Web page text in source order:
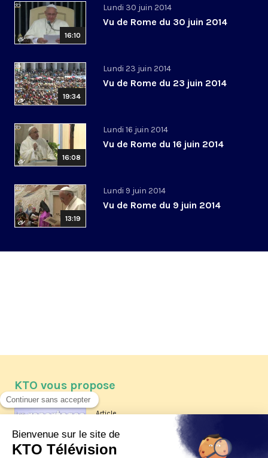
16:10
Lundi 30 juin 2014
Vu de Rome du 30 juin 2014
19:34
Lundi 23 juin 2014
Vu de Rome du 23 juin 2014
16:08
Lundi 16 juin 2014
Vu de Rome du 16 juin 2014
13:19
Lundi 9 juin 2014
Vu de Rome du 9 juin 2014
KTO vous propose
Article
Les reportages d'été 2026 de KTO